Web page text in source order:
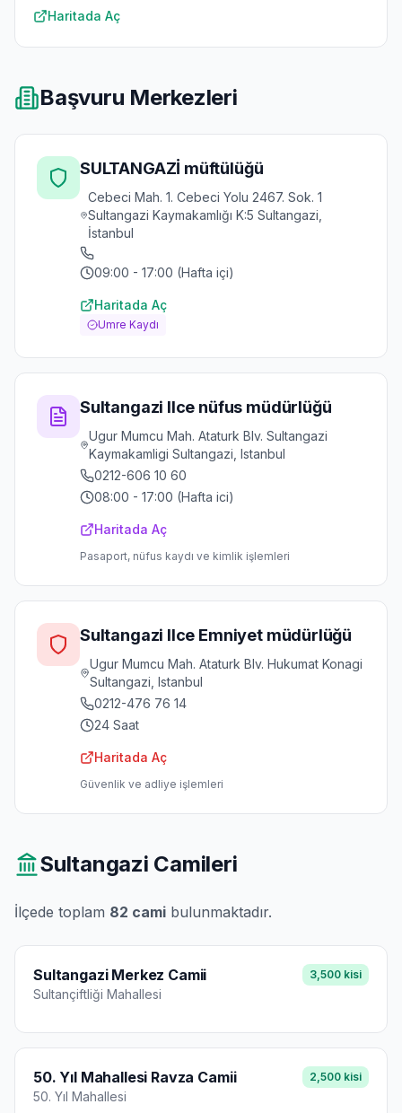
Haritada Aç
Başvuru Merkezleri
SULTANGAZİ müftülüğü
Cebeci Mah. 1. Cebeci Yolu 2467. Sok. 1
Sultangazi Kaymakamlığı K:5 Sultangazi,
İstanbul
09:00 - 17:00 (Hafta içi)
Haritada Aç
Umre Kaydı
Sultangazi Ilce nüfus müdürlüğü
Ugur Mumcu Mah. Ataturk Blv. Sultangazi
Kaymakamligi Sultangazi, Istanbul
0212-606 10 60
08:00 - 17:00 (Hafta ici)
Haritada Aç
Pasaport, nüfus kaydı ve kimlik işlemleri
Sultangazi Ilce Emniyet müdürlüğü
Ugur Mumcu Mah. Ataturk Blv. Hukumat Konagi
Sultangazi, Istanbul
0212-476 76 14
24 Saat
Haritada Aç
Güvenlik ve adliye işlemleri
Sultangazi Camileri
İlçede toplam 82 cami bulunmaktadır.
Sultangazi Merkez Camii
Sultançiftliği Mahallesi
3,500 kisi
50. Yıl Mahallesi Ravza Camii
50. Yıl Mahallesi
2,500 kisi